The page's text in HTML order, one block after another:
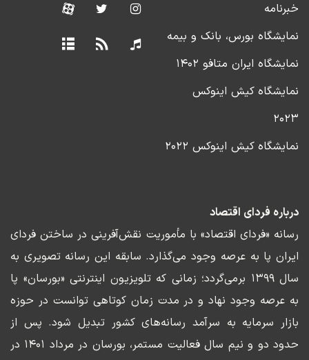
خبرنامه
نمایشگاه بورس، بانک و بیمه
نمایشگاه ایران متافو ۱۴۰۲
نمایشگاه کیش اینوکس
۲۰۲۳
نمایشگاه کیش اینوکس ۲۰۲۲
درباره فردای اقتصاد
رسانه «فردای اقتصاد» با مأموریت نقش‌آفرینی در ساختن فردای
ایران پا به عرصه وجود می‌گذارد. سابقه این رسانه تصویری به
سال ۱۳۹۹ برمی‌گردد؛ زمانی که تلویزیون اینترنتی «بورسان» پا
به عرصه وجود نهاد و در مدت زمان کوتاهی توانست در حوزه
بازار سرمایه به سرآمد رسانه‌های کشور تبدیل شود. پس از
حدود دو و نیم سال فعالیت مستمر، بورسان در مرداد ۱۴۰۱ در